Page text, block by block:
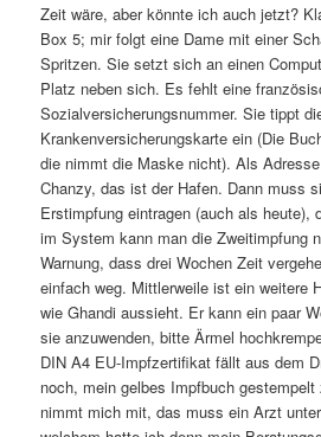
Zeit wäre, aber könnte ich auch jetzt?
Box 5; mir folgt eine Dame mit einer
Spritzen. Sie setzt sich an einen
Platz neben sich. Es fehlt eine
Sozialversicherungsnummer. Sie tippt
Krankenversicherungskarte ein (Die
die nimmt die Maske nicht). Als
Chanzy, das ist der Hafen. Dann muss
Erstimpfung eintragen (auch als heute),
im System kann man die Zweitimpfung
Warnung, dass drei Wochen Zeit
einfach weg. Mittlerweile ist ein weitere
wie Ghandi aussieht. Er kann ein paar
sie anzuwenden, bitte Ärmel
DIN A4 EU-Impfzertifikat fällt aus dem
noch, mein gelbes Impfbuch
nimmt mich mit, das muss ein Arzt